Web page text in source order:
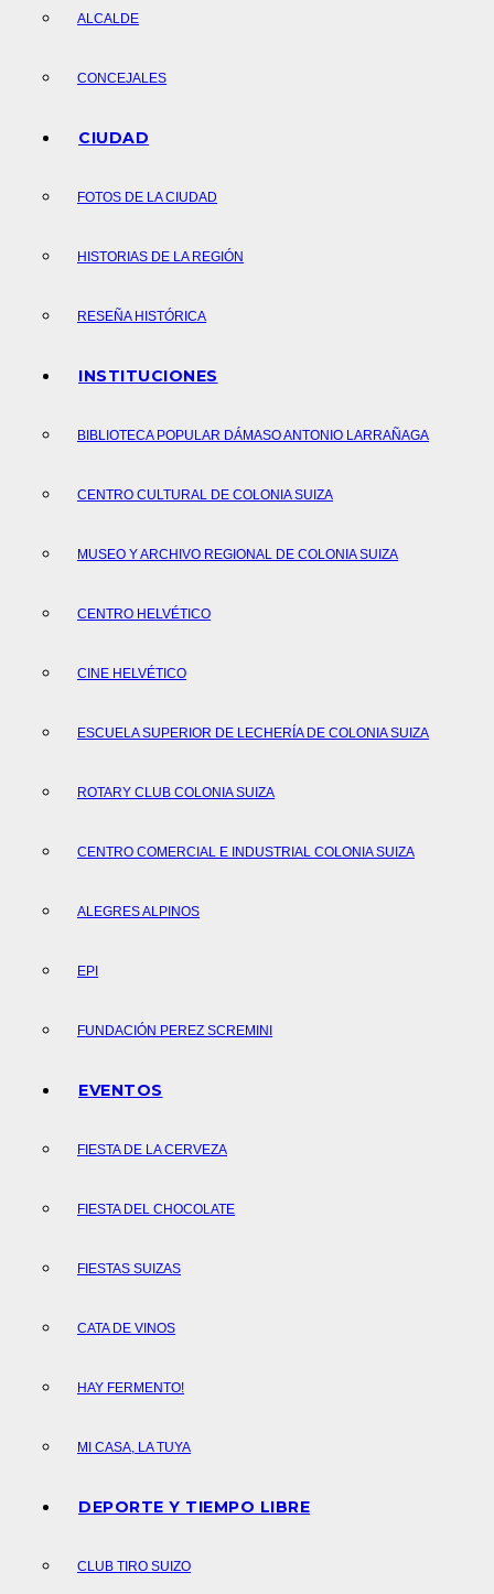
ALCALDE
CONCEJALES
CIUDAD
FOTOS DE LA CIUDAD
HISTORIAS DE LA REGIÓN
RESEÑA HISTÓRICA
INSTITUCIONES
BIBLIOTECA POPULAR DÁMASO ANTONIO LARRAÑAGA
CENTRO CULTURAL DE COLONIA SUIZA
MUSEO Y ARCHIVO REGIONAL DE COLONIA SUIZA
CENTRO HELVÉTICO
CINE HELVÉTICO
ESCUELA SUPERIOR DE LECHERÍA DE COLONIA SUIZA
ROTARY CLUB COLONIA SUIZA
CENTRO COMERCIAL E INDUSTRIAL COLONIA SUIZA
ALEGRES ALPINOS
EPI
FUNDACIÓN PEREZ SCREMINI
EVENTOS
FIESTA DE LA CERVEZA
FIESTA DEL CHOCOLATE
FIESTAS SUIZAS
CATA DE VINOS
HAY FERMENTO!
MI CASA, LA TUYA
DEPORTE Y TIEMPO LIBRE
CLUB TIRO SUIZO